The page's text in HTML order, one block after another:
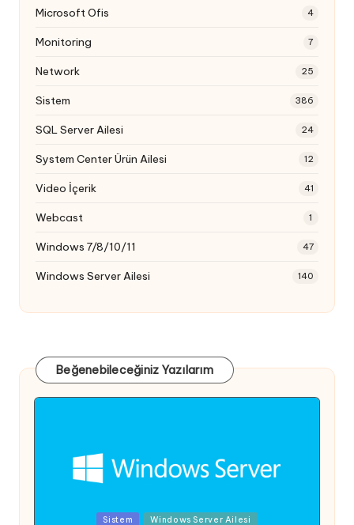
Microsoft Ofis 4
Monitoring 7
Network 25
Sistem 386
SQL Server Ailesi 24
System Center Ürün Ailesi 12
Video İçerik 41
Webcast 1
Windows 7/8/10/11 47
Windows Server Ailesi 140
Beğenebileceğiniz Yazılarım
Sistem Windows Server Ailesi